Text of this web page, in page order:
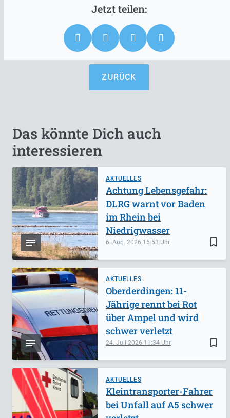
ZURÜCK
Das könnte Dich auch
interessieren
AKTUELLES
bookmark_border
6. Aug. 2026 15:53
Achtung Lebensgefahr:
DLRG warnt vor Baden
im Rhein bei
Niedrigwasser
AKTUELLES
bookmark_border
24. Juli 2026 11:34
Oberderdingen: 11-
Jährige rennt bei Rot
über Ampel und wird
schwer verletzt
AKTUELLES
Kleintransporter-Fahrer
bei Unfall auf A5 schwer